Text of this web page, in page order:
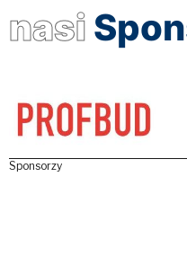
nasi
Sponsorzy